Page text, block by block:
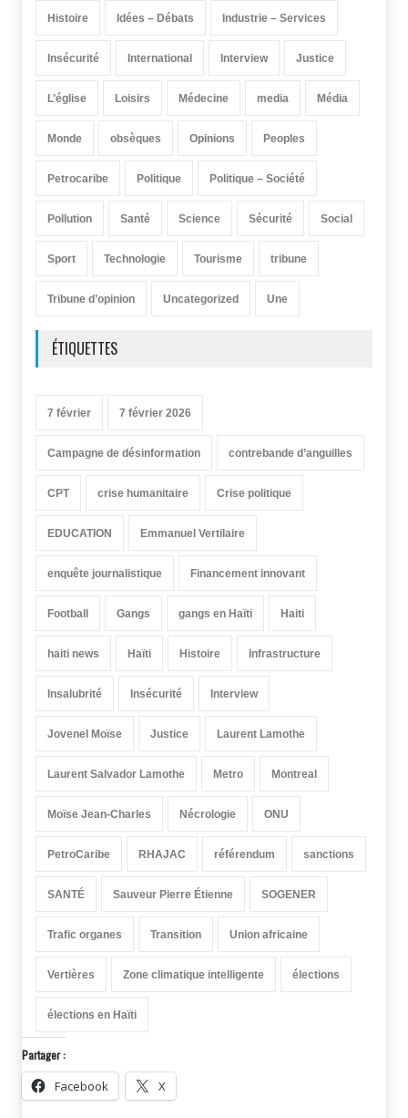
Histoire Idées – Débats Industrie – Services
Insécurité International Interview Justice
L’église Loisirs Médecine media Média
Monde obsèques Opinions Peoples
Petrocaribe Politique Politique – Société
Pollution Santé Science Sécurité Social
Sport Technologie Tourisme tribune
Tribune d’opinion Uncategorized Une
ÉTIQUETTES
7 février 7 février 2026
Campagne de désinformation contrebande d’anguilles
CPT crise humanitaire Crise politique
EDUCATION Emmanuel Vertilaire
enquête journalistique Financement innovant
Football Gangs gangs en Haïti Haiti
haiti news Haïti Histoire Infrastructure
Insalubrité Insécurité Interview
Jovenel Moïse Justice Laurent Lamothe
Laurent Salvador Lamothe Metro Montreal
Moïse Jean-Charles Nécrologie ONU
PetroCaribe RHAJAC référendum sanctions
SANTÉ Sauveur Pierre Étienne SOGENER
Trafic organes Transition Union africaine
Vertières Zone climatique intelligente élections
élections en Haïti
Partager :
Facebook X